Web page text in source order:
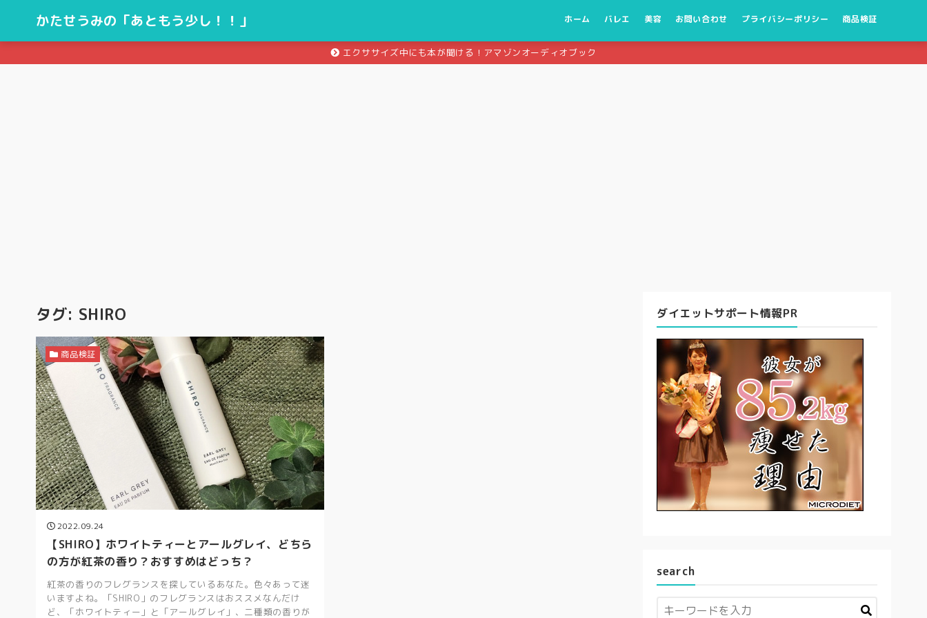
かたせうみの「あともう少し！！」 ホーム バレエ 美容 お問い合わせ プライバシーポリシー 商品検証
エクササイズ中にも本が聞ける！アマゾンオーディオブック
タグ: SHIRO
2022.09.24
【SHIRO】ホワイトティーとアールグレイ、どちら
の方が紅茶の香り？おすすめはどっち？
紅茶の香りのフレグランスを探しているあなた。色々あって迷
いますよね。「SHIRO」のフレグランスはおススメなんだけ
ど、「ホワイトティー」と「アールグレイ」、二種類の香りが
商品検証
ダイエットサポート情報PR
search